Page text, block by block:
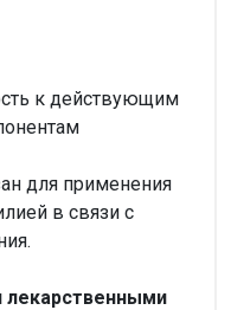
к действующим
для применения
в связи с
лекарственными